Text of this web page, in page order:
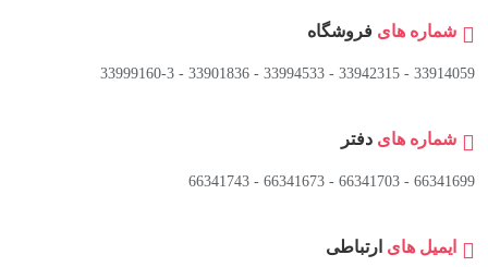
شماره های فروشگاه
33914059 - 33942315 - 33994533 - 33901836 - 33999160-3 ​
شماره های دفتر
66341699 - 66341703 - 66341673 - 66341743
ایمیل های ارتباطی